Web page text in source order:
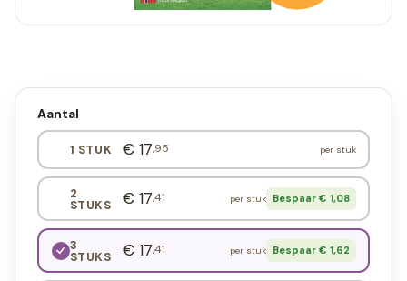
Aantal
1 STUK € 17,95 per stuk
2
STUKS € 17,41 per stuk Bespaar € 1,08
3
STUKS € 17,41 per stuk Bespaar € 1,62